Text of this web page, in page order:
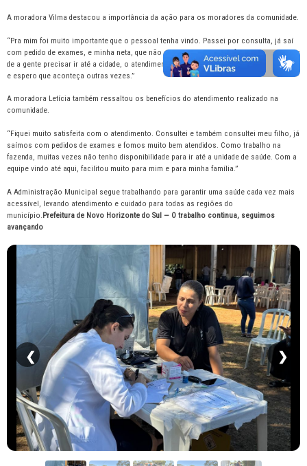
A moradora Vilma destacou a importância da ação para os moradores da comunidade.
“Pra mim foi muito importante que o pessoal tenha vindo. Passei por consulta, já saí
com pedido de exames, e minha neta, que não estava bem, também foi atendida. Em vez
de a gente precisar ir até a cidade, o atendimento veio até nós. Foi um dia maravilhoso
e espero que aconteça outras vezes.”
A moradora Letícia também ressaltou os benefícios do atendimento realizado na
comunidade.
“Fiquei muito satisfeita com o atendimento. Consultei e também consultei meu filho, já
saímos com pedidos de exames e fomos muito bem atendidos. Como trabalho na
fazenda, muitas vezes não tenho disponibilidade para ir até a unidade de saúde. Com a
equipe vindo até aqui, facilitou muito para mim e para minha família.”
A Administração Municipal segue trabalhando para garantir uma saúde cada vez mais
acessível, levando atendimento e cuidado para todas as regiões do
município. Prefeitura de Novo Horizonte do Sul — O trabalho continua, seguimos
avançando
❮ ❯